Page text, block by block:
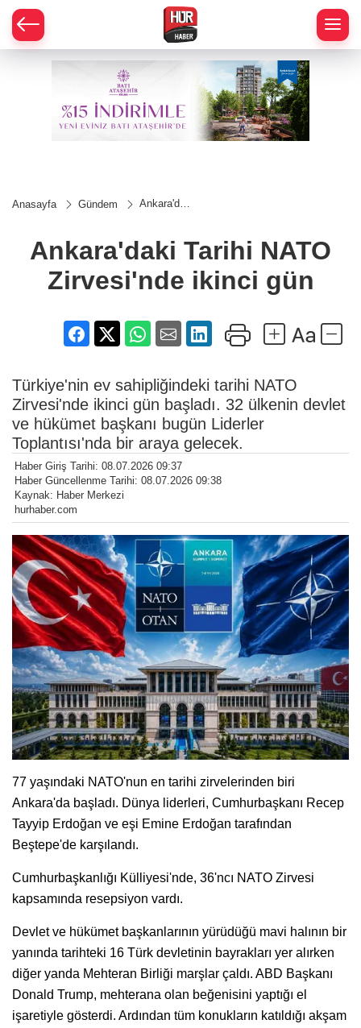
Anasayfa Gündem
Ankara'daki
Zirvesi'nde
ikinci gün
Ankara'daki Tarihi NATO
Zirvesi'nde ikinci gün
Türkiye'nin ev sahipliğindeki tarihi NATO
Zirvesi'nde ikinci gün başladı. 32 ülkenin devlet
ve hükümet başkanı bugün Liderler
Toplantısı'nda bir araya gelecek.
Haber Giriş Tarihi: 08.07.2026 09:37
Haber Güncellenme Tarihi: 08.07.2026 09:38
Kaynak: Haber Merkezi
hurhaber.com
77 yaşındaki NATO'nun en tarihi zirvelerinden biri
Ankara'da başladı. Dünya liderleri, Cumhurbaşkanı Recep
Tayyip Erdoğan ve eşi Emine Erdoğan tarafından
Beştepe'de karşılandı.
Cumhurbaşkanlığı Külliyesi'nde, 36'ncı NATO Zirvesi
kapsamında resepsiyon vardı.
Devlet ve hükümet başkanlarının yürüdüğü mavi halının bir
yanında tarihteki 16 Türk devletinin bayrakları yer alırken
diğer yanda Mehteran Birliği marşlar çaldı. ABD Başkanı
Donald Trump, mehterana olan beğenisini yaptığı el
işaretiyle gösterdi. Ardından tüm konukların katıldığı akşam